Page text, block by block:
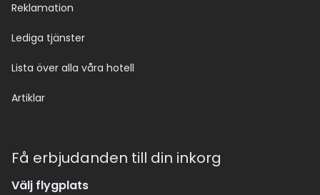
Reklamation
Lediga tjänster
Lista över alla våra hotell
Artiklar
Få erbjudanden till din inkorg
Välj flygplats